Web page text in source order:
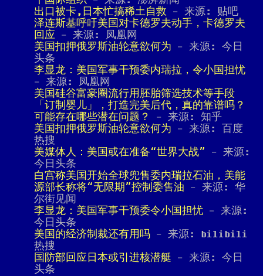
出口被卡,日本忙搞稀土自救 - 来源: 贴吧
泽连斯基呼吁美国对卡德罗夫动手，卡德罗夫
回应 - 来源: 凤凰网
美国扣押俄罗斯油轮意欲何为 - 来源: 今日
头条
李显龙：美国军事干预委内瑞拉，令小国担忧
- 来源: 凤凰网
美国硅谷富豪圈流行用胚胎筛选技术等手段
「订制婴儿」，打造完美后代，真的靠谱吗？
可能存在哪些潜在问题？
- 来源: 知乎
美国扣押俄罗斯油轮意欲何为 - 来源: 百度
热搜
美媒体人：美国或在准备“世界大战” - 来源:
今日头条
白宫称美国开始全球兜售委内瑞拉石油，美能
源部长称将“无限期”控制委售油 - 来源: 华
尔街见闻
李显龙：美国军事干预委令小国担忧 - 来源:
今日头条
美国的经济制裁还有用吗 - 来源: bilibili
热搜
国防部回应日本或引进核潜艇 - 来源: 今日
头条